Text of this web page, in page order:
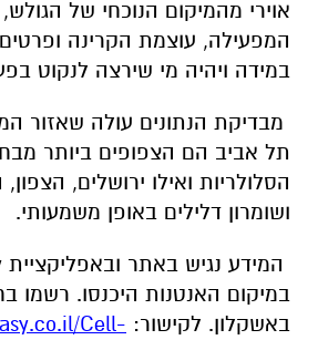
אוירי מהמיקום הנוכחי של
המפעילה, עוצמת הקרינה ופרטים
במידה ויהיה מי שירצה לנקוט
מבדיקת הנתונים עולה שאזור
תל אביב הם הצפופים ביותר
הסלולריות ואילו ירושלים, הצפון,
ושומרון דלילים באופן משמעותי.
המידע נגיש באתר ובאפליקציית
במיקום האנטנות היכנסו. רשמו
באשקלון. לקישור: Cell-